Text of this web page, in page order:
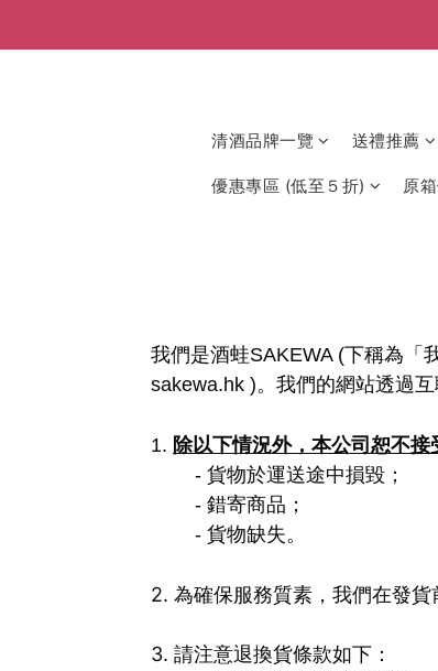
清酒品牌一覽 送禮推薦
優惠專區 (低至５折) 原
我們是酒蛙SAKEWA (下稱為「
sakewa.hk )。我們的網站透過
1. 除以下情況外，本公司恕不接
- 貨物於運送途中損毀；
- 錯寄商品；
- 貨物缺失。
2. 為確保服務質素，我們在發貨
3. 請注意退換貨條款如下：